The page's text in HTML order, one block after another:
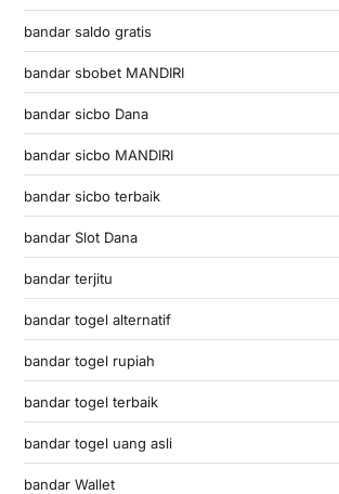
bandar saldo gratis
bandar sbobet MANDIRI
bandar sicbo Dana
bandar sicbo MANDIRI
bandar sicbo terbaik
bandar Slot Dana
bandar terjitu
bandar togel alternatif
bandar togel rupiah
bandar togel terbaik
bandar togel uang asli
bandar Wallet